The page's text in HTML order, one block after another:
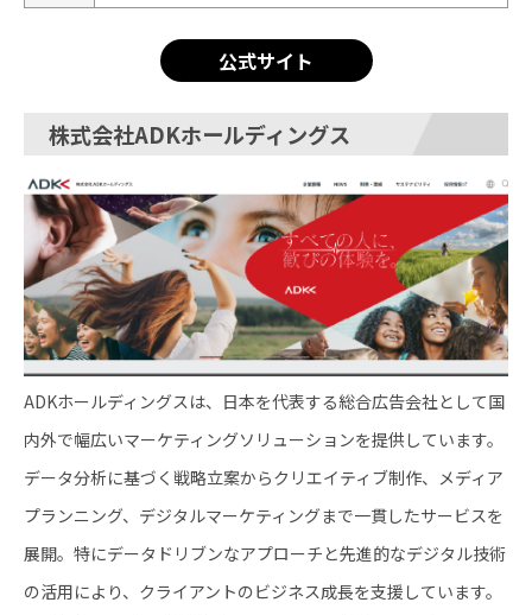
公式サイト
株式会社ADKホールディングス
ADKホールディングスは、日本を代表する総合広告会社として国
内外で幅広いマーケティングソリューションを提供しています。
データ分析に基づく戦略立案からクリエイティブ制作、メディア
プランニング、デジタルマーケティングまで一貫したサービスを
展開。特にデータドリブンなアプローチと先進的なデジタル技術
の活用により、クライアントのビジネス成長を支援しています。